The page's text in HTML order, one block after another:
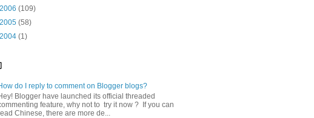
2006 (109)
2005 (58)
2004 (1)
do I reply to comment on Blogger blogs?
Blogger have launched its official threaded
feature, why not to try it now ? If you can
Chinese, there are more de...